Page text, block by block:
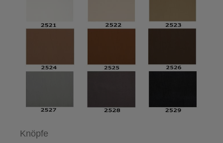
Knöpfe